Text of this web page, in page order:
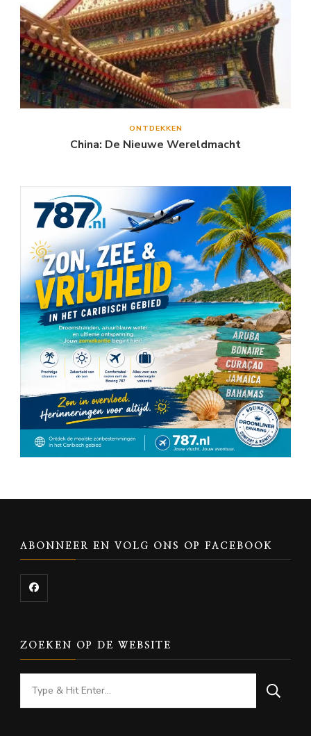
ONTDEKKEN
China: De Nieuwe Wereldmacht
ABONNEER EN VOLG ONS OP FACEBOOK
ZOEKEN OP DE WEBSITE
Looking
for